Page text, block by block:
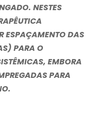
NESTES
ESPAÇAMENTO DAS
PARA O
EMBORA
PARA